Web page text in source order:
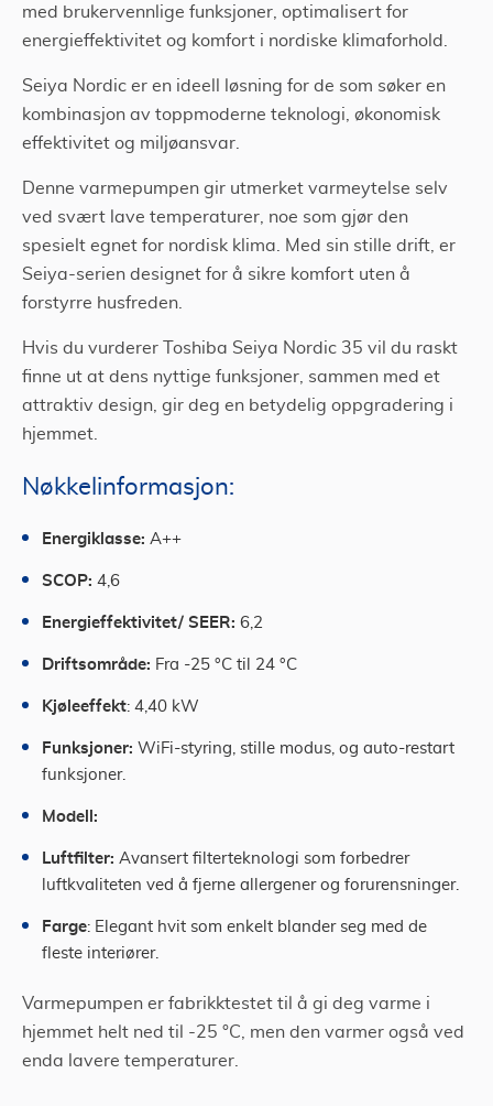
med brukervennlige funksjoner, optimalisert for
energieffektivitet og komfort i nordiske klimaforhold.
Seiya Nordic er en ideell løsning for de som søker en
kombinasjon av toppmoderne teknologi, økonomisk
effektivitet og miljøansvar.
Denne varmepumpen gir utmerket varmeytelse selv
ved svært lave temperaturer, noe som gjør den
spesielt egnet for nordisk klima. Med sin stille drift, er
Seiya-serien designet for å sikre komfort uten å
forstyrre husfreden.
Hvis du vurderer Toshiba Seiya Nordic 35 vil du raskt
finne ut at dens nyttige funksjoner, sammen med et
attraktiv design, gir deg en betydelig oppgradering i
hjemmet.
Nøkkelinformasjon:
Energiklasse: A++
SCOP: 4,6
Energieffektivitet/ SEER: 6,2
Driftsområde: Fra -25 °C til 24 °C
Kjøleeffekt: 4,40 kW
Funksjoner: WiFi-styring, stille modus, og auto-restart
funksjoner.
Modell:
Luftfilter: Avansert filterteknologi som forbedrer
luftkvaliteten ved å fjerne allergener og forurensninger.
Farge: Elegant hvit som enkelt blander seg med de
fleste interiører.
Varmepumpen er fabrikktestet til å gi deg varme i
hjemmet helt ned til -25 °C, men den varmer også ved
enda lavere temperaturer.